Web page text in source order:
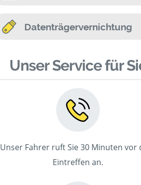
Datenträgervernichtung
Unser Service für
Unser Fahrer ruft Sie 30 Minuten vor
Eintreffen an.